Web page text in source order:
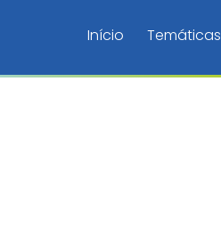
Início Temáticas